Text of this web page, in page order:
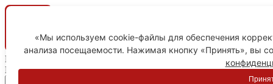
Ваш город
Пятигорск
«Мы используем cookie-файлы для обеспечения
анализа посещаемости. Нажимая кнопку «Принять», вы